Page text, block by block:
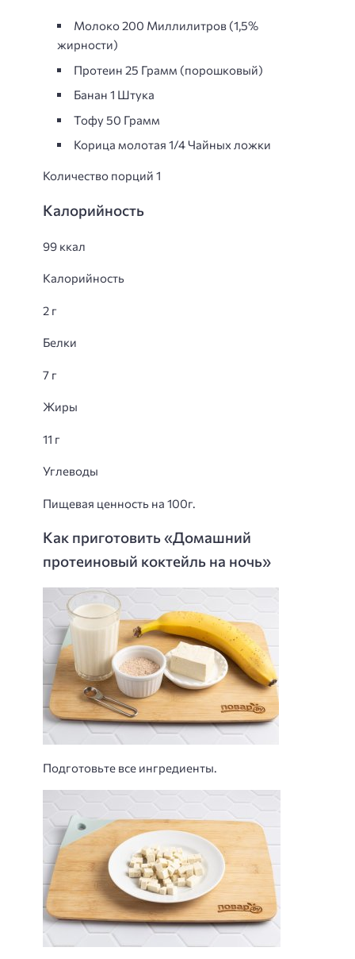
Молоко 200 Миллилитров (1,5%
жирности)
Протеин 25 Грамм (порошковый)
Банан 1 Штука
Тофу 50 Грамм
Корица молотая 1/4 Чайных ложки
Количество порций 1
Калорийность
99 ккал
Калорийность
2 г
Белки
7 г
Жиры
11 г
Углеводы
Пищевая ценность на 100г.
Как приготовить «Домашний
протеиновый коктейль на ночь»
Подготовьте все ингредиенты.